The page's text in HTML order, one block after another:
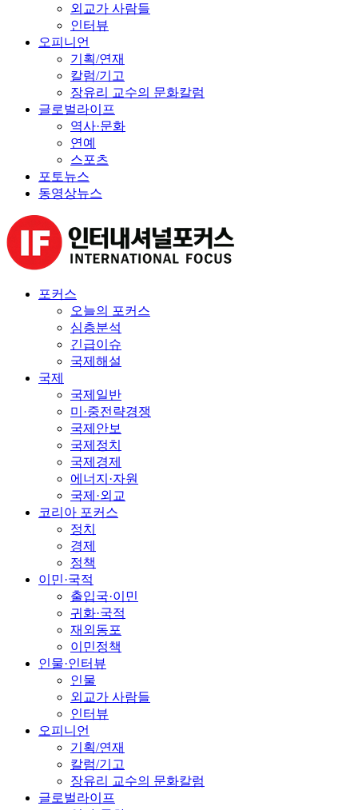
외교가 사람들
인터뷰
오피니언
기획/연재
칼럼/기고
장유리 교수의 문화칼럼
글로벌라이프
역사·문화
연예
스포츠
포토뉴스
동영상뉴스
포커스
오늘의 포커스
심층분석
긴급이슈
국제해설
국제
국제일반
미·중전략경쟁
국제안보
국제정치
국제경제
에너지·자원
국제·외교
코리아 포커스
정치
경제
정책
이민·국적
출입국·이민
귀화·국적
재외동포
이민정책
인물·인터뷰
인물
외교가 사람들
인터뷰
오피니언
기획/연재
칼럼/기고
장유리 교수의 문화칼럼
글로벌라이프